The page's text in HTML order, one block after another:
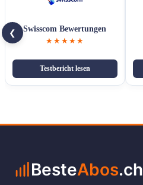
❮
Swisscom Bewertungen
★★★★★
Testbericht lesen
BesteAbos.ch